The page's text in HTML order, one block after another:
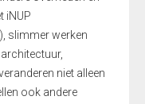
iNUP
slimmer werken
niet alleen
ook andere